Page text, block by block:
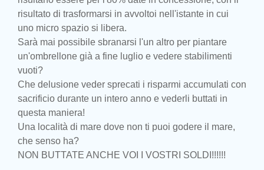
risultato di trasformarsi in avvoltoi nell'istante in cui
uno micro spazio si libera.
Sarà mai possibile sbranarsi l'un altro per piantare
un'ombrellone già a fine luglio e vedere stabilimenti
vuoti?
Che delusione veder sprecati i risparmi accumulati con
sacrificio durante un intero anno e vederli buttati in
questa maniera!
Una località di mare dove non ti puoi godere il mare,
che senso ha?
NON BUTTATE ANCHE VOI I VOSTRI SOLDI!!!!!!